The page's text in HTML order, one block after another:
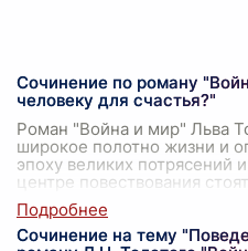
Сочинение по роману
человеку для счастья?"
Роман "Война и мир" Льва
широкое полотно жизни и
эпоху великих потрясений
центре повествования
Сочинение на тему